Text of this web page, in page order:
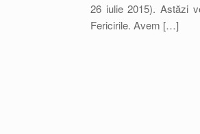
26 iulie 2015). Astăzi
Fericirile. Avem […]